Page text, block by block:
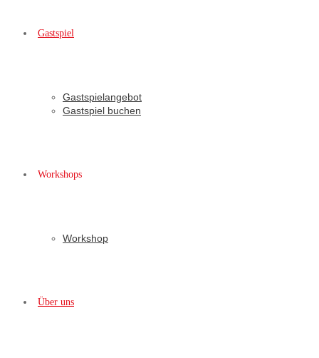
Gastspiel
Gastspielangebot
Gastspiel buchen
Workshops
Workshop
Über uns